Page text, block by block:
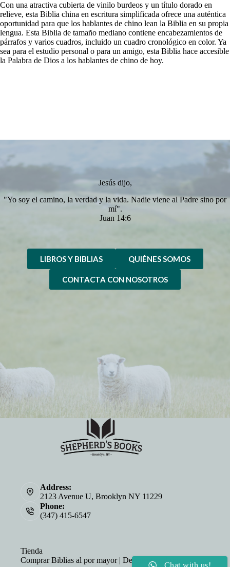
Con una atractiva cubierta de vinilo burdeos y un título dorado en
relieve, esta Biblia china en escritura simplificada ofrece una auténtica
oportunidad para que los hablantes de chino lean la Biblia en su propia
lengua. Esta Biblia de tamaño mediano contiene encabezamientos de
párrafos y varios cuadros, incluido un cuadro cronológico en color. Ya
sea para el estudio personal o para un amigo, esta Biblia hace accesible
la Palabra de Dios a los hablantes de chino de hoy.
Jesús dijo,
"Yo soy el camino, la verdad y la vida. Nadie viene al Padre sino por
mí".
Juan 14:6
LIBROS Y BIBLIAS QUIÉNES SOMOS
CONTACTA CON NOSOTROS
Address:
2123 Avenue U, Brooklyn NY 11229
Phone:
(347) 415-6547
Tienda
Comprar Biblias al por mayor | Descuentos al por
Chat with us!